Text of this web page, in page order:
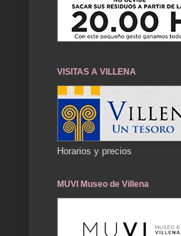
VISITAS A VILLENA
Horarios y precios
MUVI Museo de Villena